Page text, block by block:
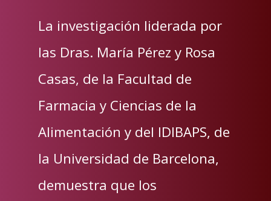
La investigación liderada por
las Dras. María Pérez y Rosa
Casas, de la Facultad de
Farmacia y Ciencias de la
Alimentación y del IDIBAPS, de
la Universidad de Barcelona,
demuestra que los